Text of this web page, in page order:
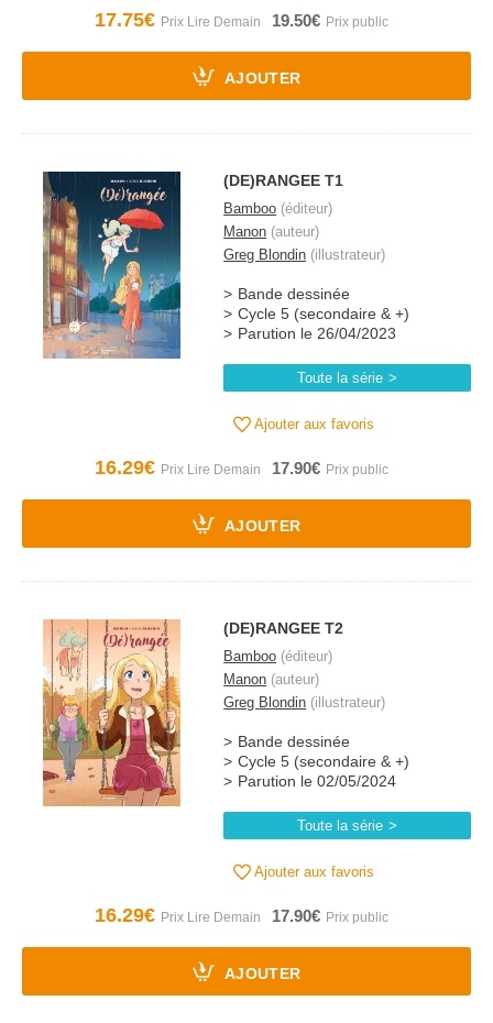
17.75€ 19.50€
AJOUTER
(DE)RANGEE T1
Bamboo (éditeur)
Manon (auteur)
Greg Blondin (illustrateur)
Bande dessinée
Cycle 5 (secondaire & +)
Parution le 26/04/2023
Toute la série
Ajouter aux favoris
16.29€ 17.90€
AJOUTER
(DE)RANGEE T2
Bamboo (éditeur)
Manon (auteur)
Greg Blondin (illustrateur)
Bande dessinée
Cycle 5 (secondaire & +)
Parution le 02/05/2024
Toute la série
Ajouter aux favoris
16.29€ 17.90€
AJOUTER